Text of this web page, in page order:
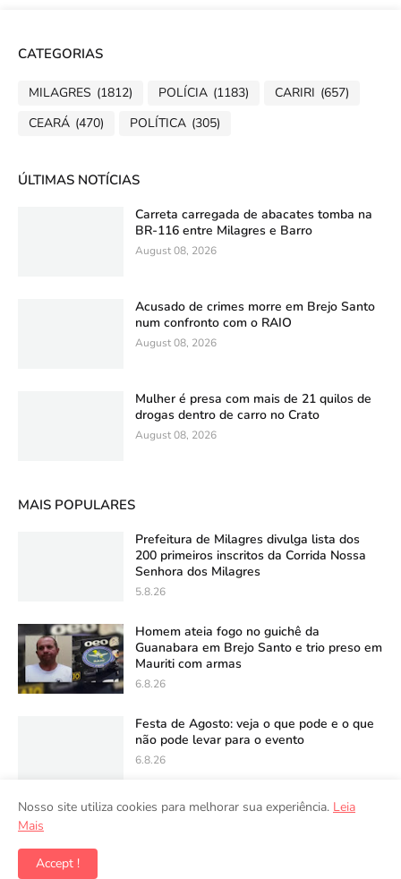
CATEGORIAS
MILAGRES (1812) POLÍCIA (1183) CARIRI (657)
CEARÁ (470) POLÍTICA (305)
ÚLTIMAS NOTÍCIAS
Carreta carregada de abacates tomba na
BR-116 entre Milagres e Barro
August 08, 2026
Acusado de crimes morre em Brejo Santo
num confronto com o RAIO
August 08, 2026
Mulher é presa com mais de 21 quilos de
drogas dentro de carro no Crato
August 08, 2026
MAIS POPULARES
Prefeitura de Milagres divulga lista dos
200 primeiros inscritos da Corrida Nossa
Senhora dos Milagres
5.8.26
Homem ateia fogo no guichê da
Guanabara em Brejo Santo e trio preso em
Mauriti com armas
6.8.26
Festa de Agosto: veja o que pode e o que
não pode levar para o evento
6.8.26
Nosso site utiliza cookies para melhorar sua experiência. Leia
Mais
Accept !